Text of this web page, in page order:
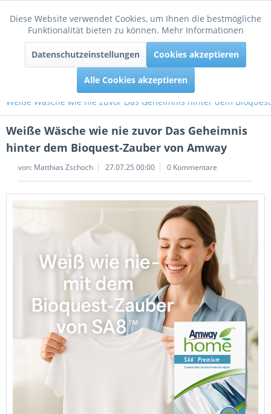
Menü
Weiße Wäsche wie nie zuvor Das Geheimnis hinter dem
Weiße Wäsche wie nie zuvor Das Geheimnis
hinter dem Bioquest-Zauber von Amway
von: Matthias Zschoch 27.07.25 00:00 0 Kommentare
Funktionale Aktiv
Tracking Inaktiv
Diese Website verwendet Cookies, um Ihnen die bestmögliche
Funktionalität bieten zu können. Mehr Informationen
Datenschutzeinstellungen Cookies akzeptieren
Alle Cookies akzeptieren